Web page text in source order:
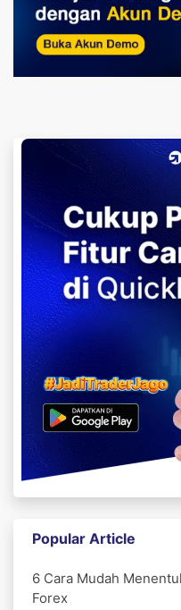
Popular Article
6 Cara Mudah
Forex